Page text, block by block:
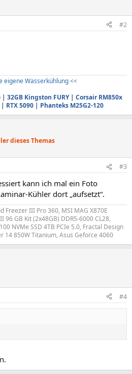
#2
eigene Wasserkühlung <<
| 32GB Kingston FURY| Corsair RM850x
RTX 5090| Phanteks M25G2-120
dieses Themas
#3
kann ich mal ein Foto
Kühler dort „aufsetzt“.
Freezer III Pro 360, MSI MAG X870E
96 GB Kit (2x48GB) DDR5-6000 CL28,
NVMe SSD 4TB PCIe 5.0, Fractal Design
14 850W Titanium, Asus Geforce 4060
#4